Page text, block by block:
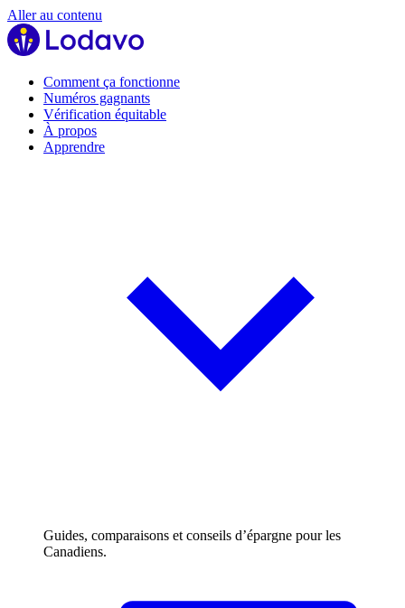
Aller au contenu
Comment ça fonctionne
Numéros gagnants
Vérification équitable
À propos
Apprendre
Guides, comparaisons et conseils d’épargne pour les
Canadiens.